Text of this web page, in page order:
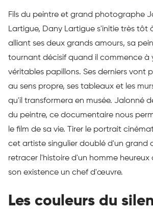
Fils du peintre et grand photographe
Lartigue, Dany Lartigue s'initie très tôt
alliant ses deux grands amours, sa
tournant décisif quand il commence à
véritables papillons. Ses derniers vont
au sens propre, ses tableaux et les
qu'il transformera en musée. Jalonné
du peintre, ce documentaire nous
le film de sa vie. Tirer le portrait
cet artiste singulier doublé d'un grand
retracer l'histoire d'un homme heureux
son existence un chef d'œuvre.
Les couleurs du